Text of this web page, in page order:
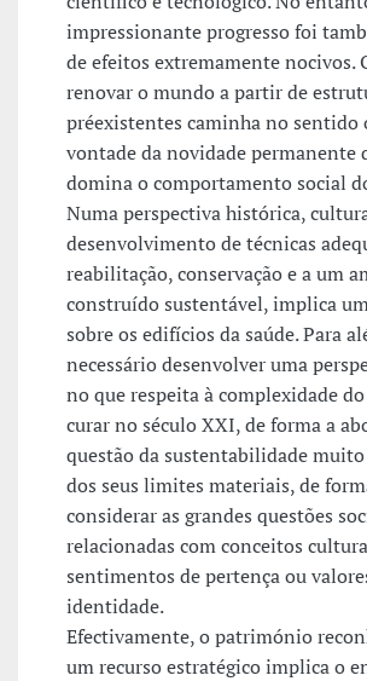
impressionante progresso foi
de efeitos extremamente nocivos.
renovar o mundo a partir de
préexistentes caminha no sentido
vontade da novidade permanente
domina o comportamento social
Numa perspectiva histórica,
desenvolvimento de técnicas
reabilitação, conservação e a um
construído sustentável, implica
sobre os edifícios da saúde. Para
necessário desenvolver uma
no que respeita à complexidade
curar no século XXI, de forma a
questão da sustentabilidade
dos seus limites materiais, de
considerar as grandes questões
relacionadas com conceitos
sentimentos de pertença ou
identidade.
Efectivamente, o património
um recurso estratégico implica o